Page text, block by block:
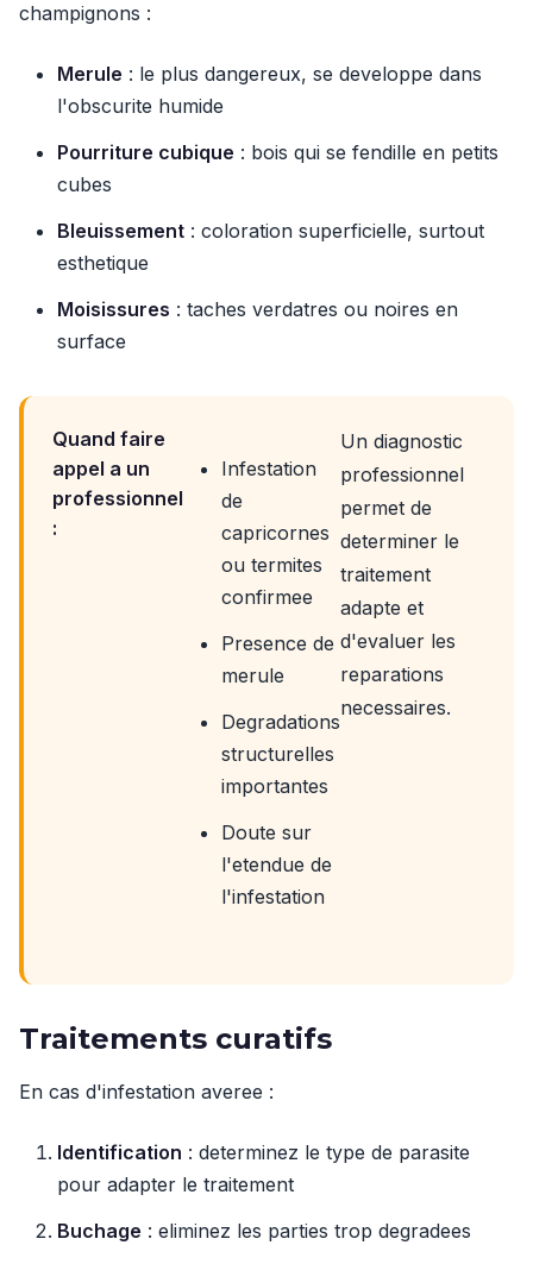
champignons :
Merule : le plus dangereux, se developpe dans
l'obscurite humide
Pourriture cubique : bois qui se fendille en petits
cubes
Bleuissement : coloration superficielle, surtout
esthetique
Moisissures : taches verdatres ou noires en
surface
Quand faire
appel a un
professionnel
:
Infestation
de
capricornes
ou termites
confirmee
Presence de
merule
Degradations
structurelles
importantes
Doute sur
l'etendue de
l'infestation
Un diagnostic
professionnel
permet de
determiner le
traitement
adapte et
d'evaluer les
reparations
necessaires.
Traitements curatifs
En cas d'infestation averee :
Identification : determinez le type de parasite
pour adapter le traitement
Buchage : eliminez les parties trop degradees